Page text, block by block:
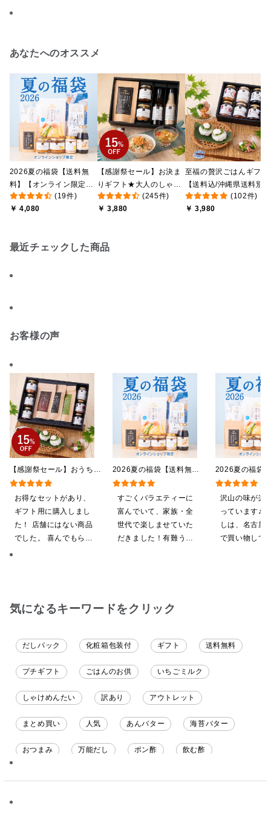
あなたへのオススメ
2026夏の福袋【送料無
料】【オンライン限定】
【ポイントキャンペーン
実施中】【のし・ラッピ
(19件)
￥ 4,080
【感謝祭セール】お決ま
りギフト★大人のしゃけ
しゃけめんたい入り【送
料込/沖縄県送料別途】
(245件)
￥ 3,880
至福の贅沢ごはんギフト
【送料込/沖縄県送料別
途】【化粧箱包装付/オン
ライン限定】
(102件)
￥ 3,980
最近チェックした商品
お客様の声
【感謝祭セール】おうちで
贅沢ごはんギフト【送料無
料/沖縄県送料別途】【化
粧箱包装付/オンライン限
定】
お得なセットがあり、
ギフト用に購入しまし
た！ 店舗にはない商品
でした。 喜んでもらえ
2026夏の福袋【送料無
料】【オンライン限定】
【ポイントキャンペーン実
施中】【のし・ラッピン
グ・化粧箱詰め不可】
すごくバラエティーに
富んでいて、家族・全
世代で楽しませていた
だきました！有難うご
2026夏の福袋
料】【オンライ
【ポイントキ
施中】【のし
グ・化粧箱詰
沢山の味が楽
っています♪
しは、名古屋
で買い物して
気になるキーワードをクリック
だしパック 化粧箱包装付 ギフト 送料無料
プチギフト ごはんのお供 いちごミルク
しゃけめんたい 訳あり アウトレット
まとめ買い 人気 あんバター 海苔バター
おつまみ 万能だし ポン酢 飲む酢